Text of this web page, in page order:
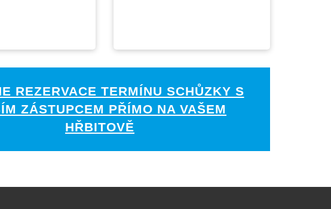
REZERVACE TERMÍNU SCHŮZKY S
ZÁSTUPCEM PŘÍMO NA VAŠEM
HŘBITOVĚ